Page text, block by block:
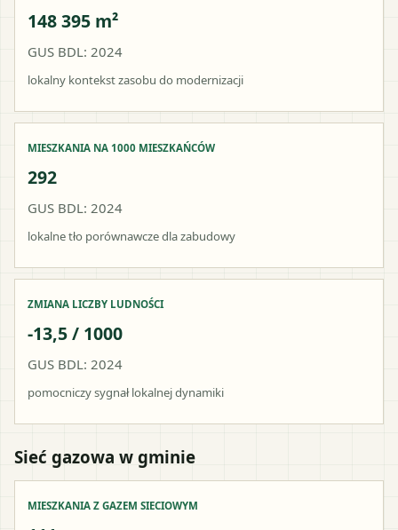
148 395 m²
GUS BDL: 2024
lokalny kontekst zasobu do modernizacji
MIESZKANIA NA 1000 MIESZKAŃCÓW
292
GUS BDL: 2024
lokalne tło porównawcze dla zabudowy
ZMIANA LICZBY LUDNOŚCI
-13,5 / 1000
GUS BDL: 2024
pomocniczy sygnał lokalnej dynamiki
Sieć gazowa w gminie
MIESZKANIA Z GAZEM SIECIOWYM